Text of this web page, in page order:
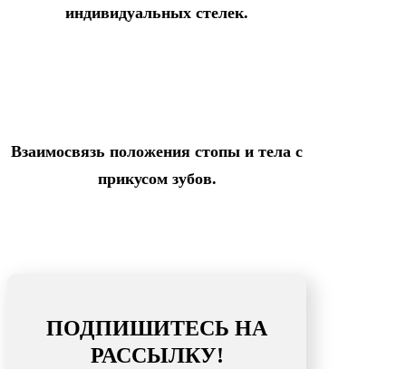
индивидуальных стелек.
Взаимосвязь положения стопы и тела с
прикусом зубов.
ПОДПИШИТЕСЬ НА
РАССЫЛКУ!